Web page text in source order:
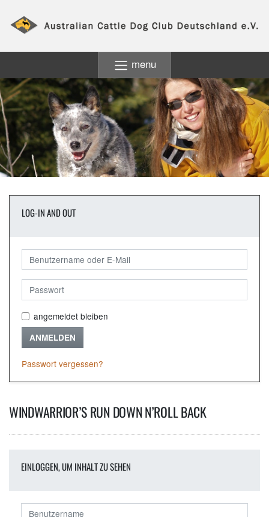
menu
LOG-IN AND OUT
angemeldet bleiben
ANMELDEN
Passwort vergessen?
WINDWARRIOR’S RUN DOWN N’ROLL BACK
EINLOGGEN, UM INHALT ZU SEHEN